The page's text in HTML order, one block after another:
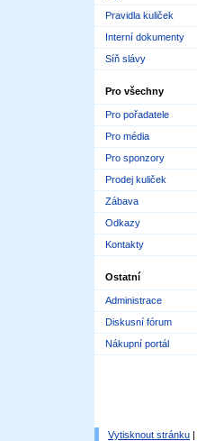
Pravidla kuliček
Interní dokumenty
Síň slávy
Pro všechny
Pro pořadatele
Pro média
Pro sponzory
Prodej kuliček
Zábava
Odkazy
Kontakty
Ostatní
Administrace
Diskusní fórum
Nákupní portál
Vytisknout stránku |